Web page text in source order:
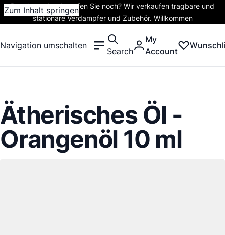
Zum Inhalt springen
Rauchen oder dampfen Sie noch? Wir verkaufen tragbare und
stationäre Verdampfer und Zubehör. Willkommen
Navigation umschalten
Search
My
Account
Ätherisches Öl -
Orangenöl 10 ml